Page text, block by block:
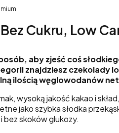
Cukru, Low
aby zjeść coś
znajdziesz czekolady
ilością węglowodanów
wysoką jakość kakao i
jako szybka słodka
bez skoków glukozy.